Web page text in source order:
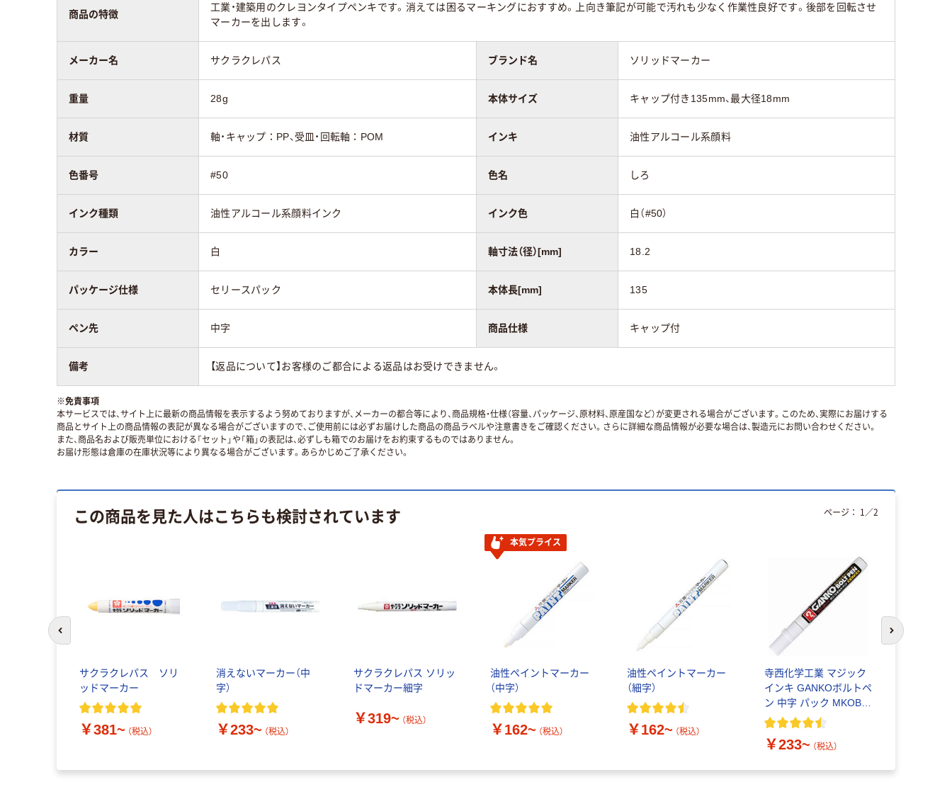
商品の特徴
工業・建築用のクレヨンタイプペンキです。消えては困るマーキングにおすすめ。上向き筆記が可能で汚れも少なく作業性良好です。後部を回転させ
マーカーを出します。
メーカー名 サクラクレパス ブランド名 ソリッドマーカー
重量 28g 本体サイズ キャップ付き135mm、最大径18mm
材質 軸・キャップ：PP、受皿・回転軸：POM インキ 油性アルコール系顔料
色番号 #50 色名 しろ
インク種類 油性アルコール系顔料インク インク色 白（#50）
カラー 白 軸寸法（径）[mm] 18.2
パッケージ仕様 セリースパック 本体長[mm] 135
ペン先 中字 商品仕様 キャップ付
備考 【返品について】お客様のご都合による返品はお受けできません。
※免責事項
本サービスでは、サイト上に最新の商品情報を表示するよう努めておりますが、メーカーの都合等により、商品規格・仕様（容量、パッケージ、原材料、原産国など）が変更される場合がございます。このため、実際にお届けする
商品とサイト上の商品情報の表記が異なる場合がございますので、ご使用前には必ずお届けした商品の商品ラベルや注意書きをご確認ください。さらに詳細な商品情報が必要な場合は、製造元にお問い合わせください。
また、商品名および販売単位における「セット」や「箱」の表記は、必ずしも箱でのお届けをお約束するものではありません。
お届け形態は倉庫の在庫状況等により異なる場合がございます。あらかじめご了承ください。
この商品を見た人はこちらも検討されています
サクラクレパス ソリ
ッドマーカー
￥381~ （税込）
消えないマーカー（中
字）
￥233~ （税込）
サクラクレパス ソリッ
ドマーカー細字
￥319~ （税込）
本気プライス
油性ペイントマーカー
（中字）
￥162~ （税込）
油性ペイントマーカー
（細字）
￥162~ （税込）
寺西化学工業 マジック
インキ GANKOボルトペ
ン 中字 パック MKOBP
10本
￥233~ （税込）
ページ： 1 ／2
次のスライド